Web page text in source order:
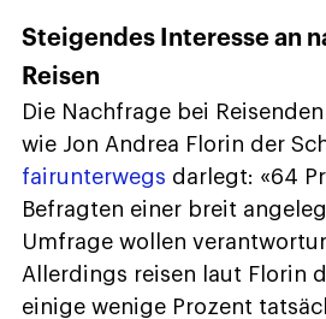
Steigendes Interesse an
Reisen
Die Nachfrage bei
wie Jon Andrea Florin der
fairunterwegs darlegt: «64
Befragten einer breit
Umfrage wollen
Allerdings reisen laut Florin
einige wenige Prozent